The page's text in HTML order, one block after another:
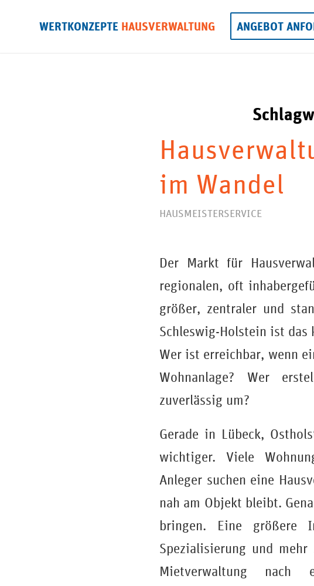
WERTKONZEPTE HAUSVERWALTUNG ANGEBOT
im Wandel
HAUSMEISTERSERVICE
Der Markt für
regionalen, oft
größer, zentraler und
Schleswig-Holstein ist
Wer ist erreichbar, wenn
Wohnanlage? Wer
zuverlässig um?
Gerade in Lübeck,
wichtiger. Viele
Anleger suchen eine
nah am Objekt bleibt.
bringen. Eine größere
Spezialisierung und
Mietverwaltung nach